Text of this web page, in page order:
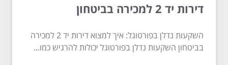
דירות יד 2 למכירה בביטחון
השקעות נדלן בפורטוגל: איך למצוא דירות יד 2 למכירה
בביטחון השקעות נדלן בפורטוגל יכולות להרגיש כמו...